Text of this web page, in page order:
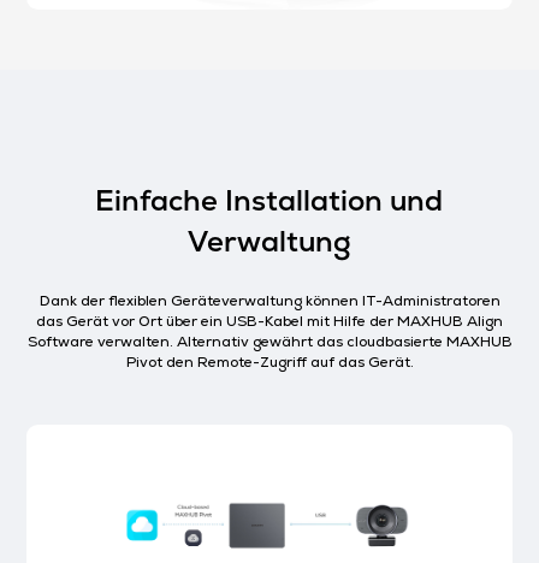
Einfache Installation und
Verwaltung
Dank der flexiblen Geräteverwaltung können IT-Administratoren
das Gerät vor Ort über ein USB-Kabel mit Hilfe der MAXHUB Align
Software verwalten. Alternativ gewährt das cloudbasierte MAXHUB
Pivot den Remote-Zugriff auf das Gerät.